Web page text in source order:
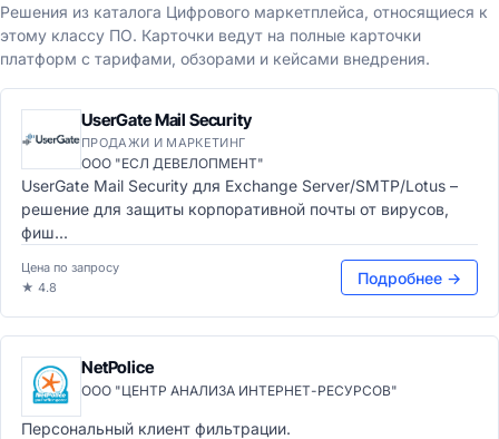
Решения из каталога Цифрового маркетплейса, относящиеся к
этому классу ПО. Карточки ведут на полные карточки
платформ с тарифами, обзорами и кейсами внедрения.
UserGate Mail Security
ПРОДАЖИ И МАРКЕТИНГ
ООО "ЕСЛ ДЕВЕЛОПМЕНТ"
UserGate Mail Security для Exchange Server/SMTP/Lotus –
решение для защиты корпоративной почты от вирусов,
фиш...
Цена по запросу
★ 4.8
Подробнее →
NetPolice
ООО "ЦЕНТР АНАЛИЗА ИНТЕРНЕТ-РЕСУРСОВ"
Персональный клиент фильтрации.